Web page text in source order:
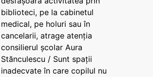
biblioteci, pe la cabinetul
medical, pe holuri sau în
cancelarii, atrage atenția
consilierul școlar Aura
Stănculescu / Sunt spații
inadecvate în care copilul nu